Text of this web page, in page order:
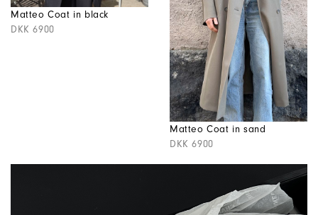
Matteo Coat in black
DKK 6900
Matteo Coat in sand
DKK 6900